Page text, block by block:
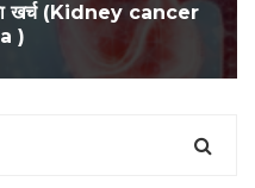
खर्च (Kidney cancer
)